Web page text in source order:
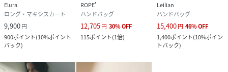
Elura
ロング・マキシスカート
9,900円
900ポイント(10%ポイント
バック)
ROPE'
ハンドバッグ
12,705円 30%OFF
115ポイント(1倍)
Leilian
ハンドバッグ
15,400円 46%OFF
1,400ポイント(10%ポイン
トバック)